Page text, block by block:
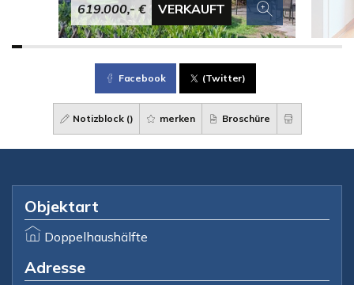
619.000,- € VERKAUFT
Facebook (Twitter)
Notizblock () merken Broschüre
Objektart
Doppelhaushälfte
Adresse